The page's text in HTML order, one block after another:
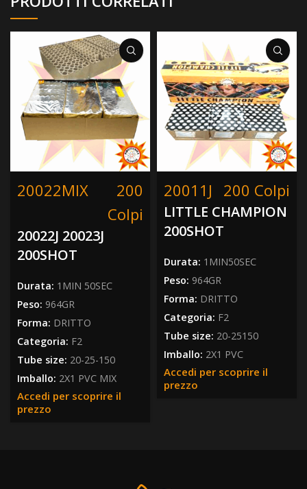
20022MIX
200
Colpi
20022J 20023J
200SHOT
Durata: 1MIN 50SEC
Peso: 964GR
Forma: DRITTO
Categoria: F2
Tube size: 20-25-150
Imballo: 2X1 PVC MIX
Accedi per scoprire il
prezzo
20011J 200 Colpi
LITTLE CHAMPION
200SHOT
Durata: 1MIN50SEC
Peso: 964GR
Forma: DRITTO
Categoria: F2
Tube size: 20-25150
Imballo: 2X1 PVC
Accedi per scoprire il
prezzo